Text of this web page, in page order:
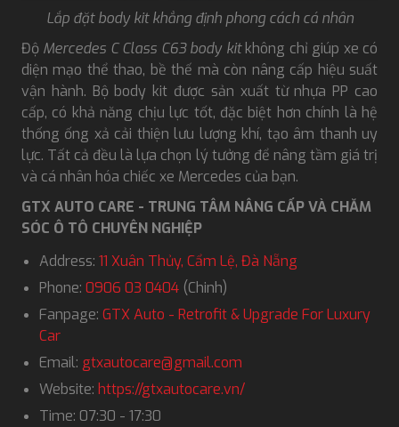
Lắp đặt body kit khẳng định phong cách cá nhân
Độ Mercedes C Class C63 body kitkhông chỉ giúp xe có
diện mạo thể thao, bề thế mà còn nâng cấp hiệu suất
vận hành. Bộ body kit được sản xuất từ nhựa PP cao
cấp, có khả năng chịu lực tốt, đặc biệt hơn chính là hệ
thống ống xả cải thiện lưu lượng khí, tạo âm thanh uy
lực. Tất cả đều là lựa chọn lý tưởng để nâng tầm giá trị
và cá nhân hóa chiếc xe Mercedes của bạn.
GTX AUTO CARE - TRUNG TÂM NÂNG CẤP VÀ CHĂM
SÓC Ô TÔ CHUYÊN NGHIỆP
Address: 11 Xuân Thủy, Cẩm Lệ, Đà Nẵng
Phone: 0906 03 0404 (Chinh)
Fanpage: GTX Auto - Retrofit & Upgrade For Luxury
Car
Email: gtxautocare@gmail.com
Website: https://gtxautocare.vn/
Time: 07:30 - 17:30